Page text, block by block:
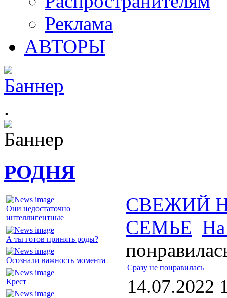
Реклама
АВТОРЫ
.
РОДНЯ
Они недостаточно
интеллигентные
А ты готов принять роды?
Осознали важность момента
Крест
СВЕЖИЙ
СЕМЬЕ На
Сразу не понравилась
14.07.2022